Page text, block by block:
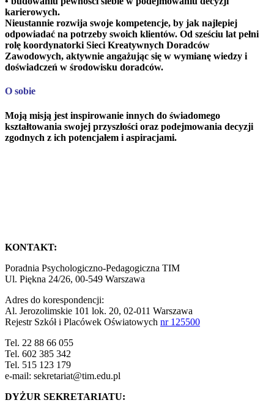
karierowych.
Nieustannie rozwija swoje kompetencje, by jak najlepiej
odpowiadać na potrzeby swoich klientów. Od sześciu lat pełni
rolę koordynatorki Sieci Kreatywnych Doradców
Zawodowych, aktywnie angażując się w wymianę wiedzy i
doświadczeń w środowisku doradców.
O sobie
Moją misją jest inspirowanie innych do świadomego
kształtowania swojej przyszłości oraz podejmowania decyzji
zgodnych z ich potencjałem i aspiracjami.
KONTAKT:
Poradnia Psychologiczno-Pedagogiczna TIM
Ul. Piękna 24/26, 00-549 Warszawa
Adres do korespondencji:
Al. Jerozolimskie 101 lok. 20, 02-011 Warszawa
Rejestr Szkół i Placówek Oświatowych nr 125500
Tel. 22 88 66 055
Tel. 602 385 342
Tel. 515 123 179
e-mail: sekretariat@tim.edu.pl
DYŻUR SEKRETARIATU: